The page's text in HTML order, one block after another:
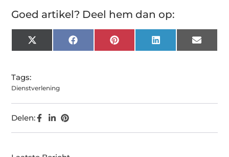
Goed artikel? Deel hem dan op:
X
(Twitter)
FacebookPinterest LinkedIn Email
Tags:
Dienstverlening
Delen: